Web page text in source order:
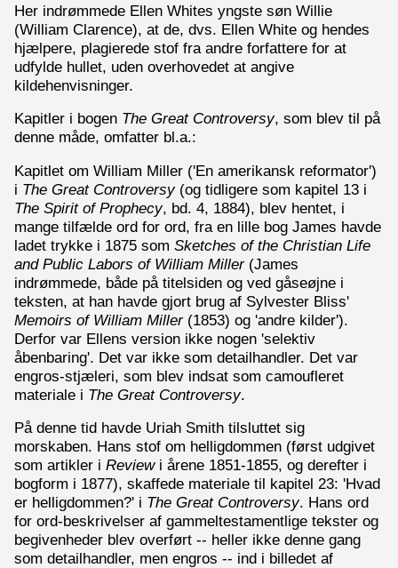
Her indrømmede Ellen Whites yngste søn Willie
(William Clarence), at de, dvs. Ellen White og hendes
hjælpere, plagierede stof fra andre forfattere for at
udfylde hullet, uden overhovedet at angive
kildehenvisninger.
Kapitler i bogen The Great Controversy, som blev til på
denne måde, omfatter bl.a.:
Kapitlet om William Miller ('En amerikansk reformator')
i The Great Controversy(og tidligere som kapitel 13 i
The Spirit of Prophecy, bd. 4, 1884), blev hentet, i
mange tilfælde ord for ord, fra en lille bog James havde
ladet trykke i 1875 som Sketches of the Christian Life
and Public Labors of William Miller(James
indrømmede, både på titelsiden og ved gåseøjne i
teksten, at han havde gjort brug af Sylvester Bliss'
Memoirs of William Miller(1853) og 'andre kilder').
Derfor var Ellens version ikke nogen 'selektiv
åbenbaring'. Det var ikke som detailhandler. Det var
engros-stjæleri, som blev indsat som camoufleret
materiale i The Great Controversy.
På denne tid havde Uriah Smith tilsluttet sig
morskaben. Hans stof om helligdommen (først udgivet
som artikler i Reviewi årene 1851-1855, og derefter i
bogform i 1877), skaffede materiale til kapitel 23: 'Hvad
er helligdommen?' i The Great Controversy. Hans ord
for ord-beskrivelser af gammeltestamentlige tekster og
begivenheder blev overført -- heller ikke denne gang
som detailhandler, men engros -- ind i billedet af